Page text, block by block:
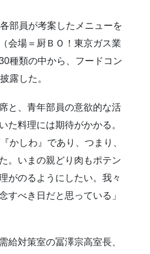
部員が考案したメニューを
会場＝厨ＢＯ！東京ガス業
種類の中から、フードコン
露した。
と、青年部員の意欲的な活
た料理には期待がかかる。
かしわ』であり、つまり、
。いまの親どり肉もポテン
がのるようにしたい。我々
すべき日だと思っている」
給対策室の冨澤宗高室長、